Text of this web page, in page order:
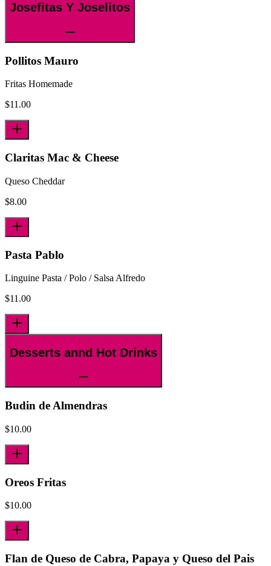
Josefitas Y Joselitos
Pollitos Mauro
Fritas Homemade
$11.00
Claritas Mac & Cheese
Queso Cheddar
$8.00
Pasta Pablo
Linguine Pasta / Polo / Salsa Alfredo
$11.00
Desserts annd Hot Drinks
Budin de Almendras
$10.00
Oreos Fritas
$10.00
Flan de Queso de Cabra, Papaya y Queso del Pais